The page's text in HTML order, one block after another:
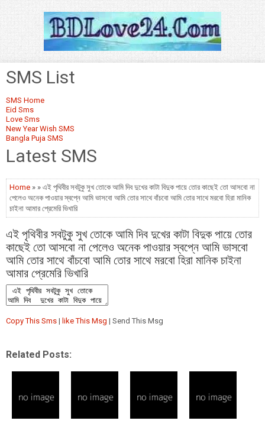
SMS List
SMS Home
Eid Sms
Love Sms
New Year Wish SMS
Bangla Puja SMS
Latest SMS
Home » » এই পৃথিবীর সবটুকু সুখ তোকে আমি দিব দুখের কাটা বিদুক পায়ে তোর কাছেই তো আসবো না
পেলেও অনেক পাওয়ার স্বপ্নে আমি ভাসবো আমি তোর সাথে বাঁচবো আমি তোর সাথে মরবো হিরা মানিক
চাইনা আমার প্রেমেরি ভিখারি
এই পৃথিবীর সবটুকু সুখ তোকে আমি দিব দুখের কাটা বিদুক পায়ে তোর
কাছেই তো আসবো না পেলেও অনেক পাওয়ার স্বপ্নে আমি ভাসবো
আমি তোর সাথে বাঁচবো আমি তোর সাথে মরবো হিরা মানিক চাইনা
আমার প্রেমেরি ভিখারি
Copy This Sms | like This Msg | Send This Msg
Related Posts: